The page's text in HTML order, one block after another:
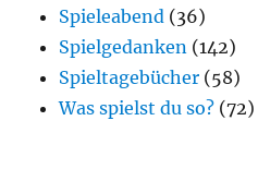
Spieleabend (36)
Spielgedanken (142)
Spieltagebücher (58)
Was spielst du so? (72)